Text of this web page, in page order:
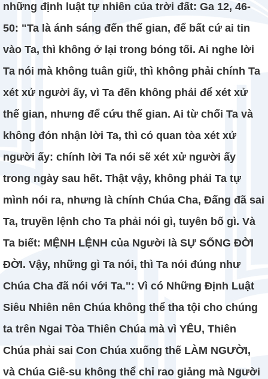
những định luật tự nhiên của trời đất: Ga 12, 46-
50: "Ta là ánh sáng đến thế gian, để bất cứ ai tin
vào Ta, thì không ở lại trong bóng tối. Ai nghe lời
Ta nói mà không tuân giữ, thì không phải chính Ta
xét xử người ấy, vì Ta đến không phải để xét xử
thế gian, nhưng để cứu thế gian. Ai từ chối Ta và
không đón nhận lời Ta, thì có quan tòa xét xử
người ấy: chính lời Ta nói sẽ xét xử người ấy
trong ngày sau hết. Thật vậy, không phải Ta tự
mình nói ra, nhưng là chính Chúa Cha, Đấng đã sai
Ta, truyền lệnh cho Ta phải nói gì, tuyên bố gì. Và
Ta biết: MỆNH LỆNH của Người là SỰ SỐNG ĐỜI
ĐỜI. Vậy, những gì Ta nói, thì Ta nói đúng như
Chúa Cha đã nói với Ta.": Vì có Những Định Luật
Siêu Nhiên nên Chúa không thể tha tội cho chúng
ta trên Ngai Tòa Thiên Chúa mà vì YÊU, Thiên
Chúa phải sai Con Chúa xuống thế LÀM NGƯỜI,
và Chúa Giê-su không thể chỉ rao giảng mà Người